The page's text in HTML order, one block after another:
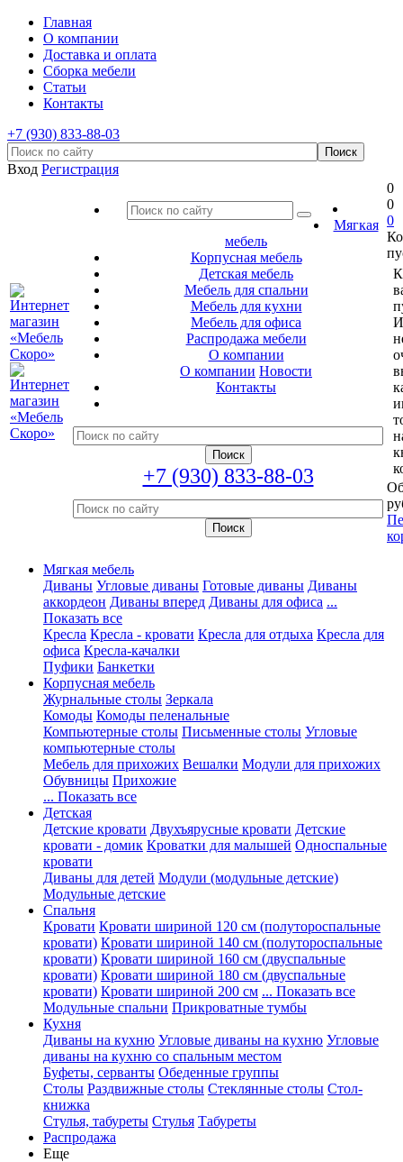
Главная
О компании
Доставка и оплата
Сборка мебели
Статьи
Контакты
+7 (930) 833-88-03
Вход Регистрация
Мягкая
мебель
Корпусная мебель
Детская мебель
Мебель для спальни
Мебель для кухни
Мебель для офиса
Распродажа мебели
О компании
О компании Новости
Контакты
+7 (930) 833-88-03
0
0
0
Мягкая мебель
Диваны Угловые диваны Готовые диваны Диваны
аккордеон Диваны вперед Диваны для офиса ...
Показать все
Кресла Кресла - кровати Кресла для отдыха Кресла для
офиса Кресла-качалки
Пуфики Банкетки
Корпусная мебель
Журнальные столы Зеркала
Комоды Комоды пеленальные
Компьютерные столы Письменные столы Угловые
компьютерные столы
Мебель для прихожих Вешалки Модули для прихожих
Обувницы Прихожие
... Показать все
Детская
Детские кровати Двухъярусные кровати Детские
кровати - домик Кроватки для малышей Односпальные
кровати
Диваны для детей Модули (модульные детские)
Модульные детские
Спальня
Кровати Кровати шириной 120 см (полутороспальные
кровати) Кровати шириной 140 см (полутороспальные
кровати) Кровати шириной 160 см (двуспальные
кровати) Кровати шириной 180 см (двуспальные
кровати) Кровати шириной 200 см ... Показать все
Модульные спальни Прикроватные тумбы
Кухня
Диваны на кухню Угловые диваны на кухню Угловые
диваны на кухню со спальным местом
Буфеты, серванты Обеденные группы
Столы Раздвижные столы Стеклянные столы Стол-
книжка
Стулья, табуреты Стулья Табуреты
Распродажа
Еще